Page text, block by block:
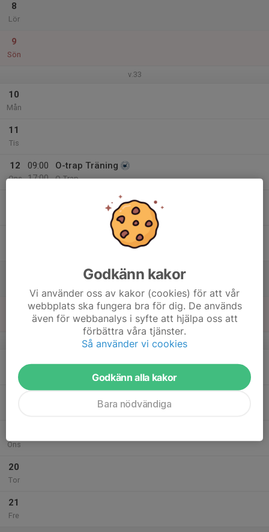
8
Lör
9
Sön
v.33
10
Mån
11
Tis
12
Ons
09:00
17:00
O-trap Träning
O-Trap
v.34
Mån
Ons
20
Tor
21
Fre
Godkänn kakor
Vi använder oss av kakor (cookies) för att vår
webbplats ska fungera bra för dig. De används
även för webbanalys i syfte att hjälpa oss att
förbättra våra tjänster.
Så använder vi cookies
Godkänn alla kakor
Bara nödvändiga